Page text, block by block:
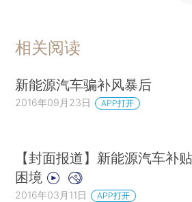
相关阅读
新能源汽车骗补风暴后
2016年09月23日 APP打开
【封面报道】新能源汽车补贴
困境
2016年03月11日 APP打开